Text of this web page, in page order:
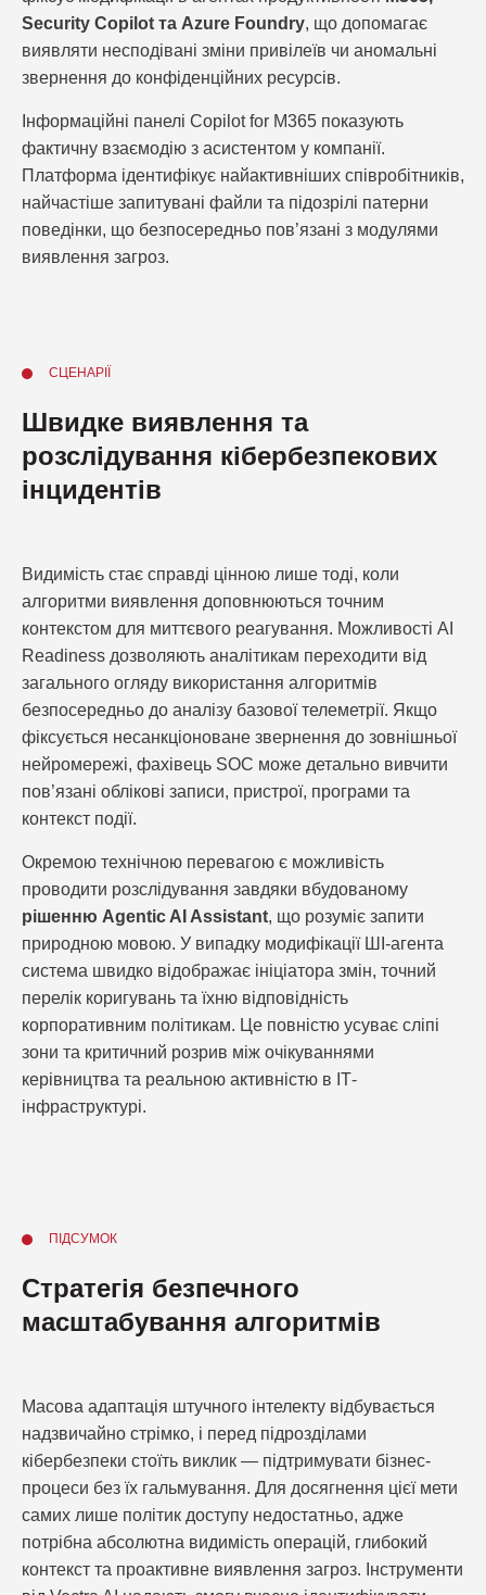
Security Copilot та Azure Foundry, що допомагає
виявляти несподівані зміни привілеїв чи аномальні
звернення до конфіденційних ресурсів.
Інформаційні панелі Copilot for M365 показують
фактичну взаємодію з асистентом у компанії.
Платформа ідентифікує найактивніших співробітників,
найчастіше запитувані файли та підозрілі патерни
поведінки, що безпосередньо пов’язані з модулями
виявлення загроз.
СЦЕНАРІЇ
Швидке виявлення та
розслідування кібербезпекових
інцидентів
Видимість стає справді цінною лише тоді, коли
алгоритми виявлення доповнюються точним
контекстом для миттєвого реагування. Можливості AI
Readiness дозволяють аналітикам переходити від
загального огляду використання алгоритмів
безпосередньо до аналізу базової телеметрії. Якщо
фіксується несанкціоноване звернення до зовнішньої
нейромережі, фахівець SOC може детально вивчити
пов’язані облікові записи, пристрої, програми та
контекст події.
Окремою технічною перевагою є можливість
проводити розслідування завдяки вбудованому
рішенню Agentic AI Assistant, що розуміє запити
природною мовою. У випадку модифікації ШІ-агента
система швидко відображає ініціатора змін, точний
перелік коригувань та їхню відповідність
корпоративним політикам. Це повністю усуває сліпі
зони та критичний розрив між очікуваннями
керівництва та реальною активністю в ІТ-
інфраструктурі.
ПІДСУМОК
Стратегія безпечного
масштабування алгоритмів
Масова адаптація штучного інтелекту відбувається
надзвичайно стрімко, і перед підрозділами
кібербезпеки стоїть виклик — підтримувати бізнес-
процеси без їх гальмування. Для досягнення цієї мети
самих лише політик доступу недостатньо, адже
потрібна абсолютна видимість операцій, глибокий
контекст та проактивне виявлення загроз. Інструменти